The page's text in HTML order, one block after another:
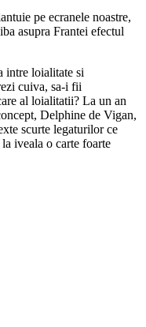
pe ecranele noastre,
asupra Frantei efectul
intre loialitate si
cuiva, sa-i fii
al loialitatii? La un an
Delphine de Vigan,
scurte legaturilor ce
iveala o carte foarte